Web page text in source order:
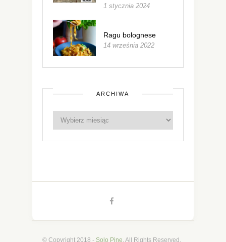
1 stycznia 2024
Ragu bolognese
14 września 2022
ARCHIWA
© Copyright 2018 - Solo Pine. All Rights Reserved.